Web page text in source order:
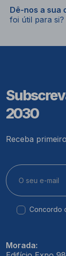
Dê-nos a sua
foi útil para si?
2030
Receba
Concordo
Morada: